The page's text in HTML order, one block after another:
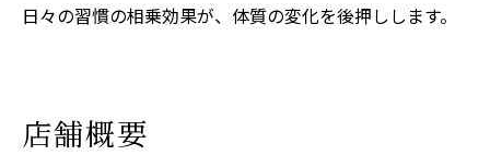
日々の習慣の相乗効果が、体質の変化を後押しします。
店舗概要